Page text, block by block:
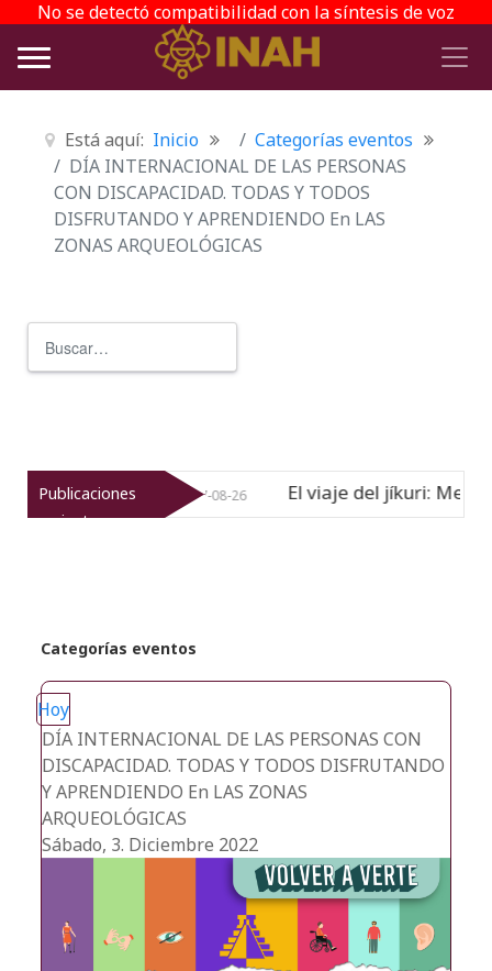
No se detectó compatibilidad con la síntesis de voz
Está aquí: Inicio
Categorías eventos
DÍA INTERNACIONAL DE LAS PERSONAS
CON DISCAPACIDAD. TODAS Y TODOS
DISFRUTANDO Y APRENDIENDO En LAS
ZONAS ARQUEOLÓGICAS
Publicaciones
recientes
Nuevo 07-08-26 El viaje del jíkuri:
Categorías eventos
Hoy
DÍA INTERNACIONAL DE LAS PERSONAS CON
DISCAPACIDAD. TODAS Y TODOS DISFRUTANDO
Y APRENDIENDO En LAS ZONAS
ARQUEOLÓGICAS
Sábado, 3. Diciembre 2022